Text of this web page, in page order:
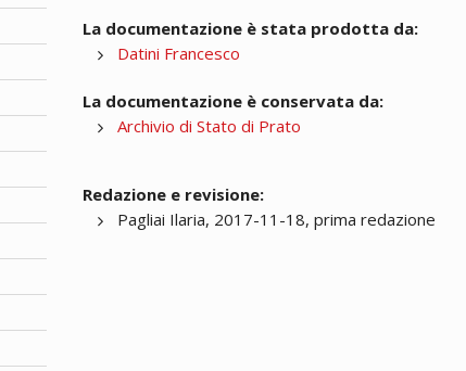
La documentazione è stata prodotta da:
Datini Francesco
La documentazione è conservata da:
Archivio di Stato di Prato
Redazione e revisione:
Pagliai Ilaria, 2017-11-18, prima redazione